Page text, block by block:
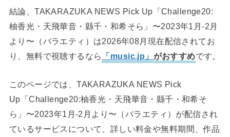
結論、TAKARAZUKA NEWS Pick Up「Challenge20:
柚香光・天飛華音・縣千・和希そら」〜2023年1月-2月
より〜（バラエティ）は2026年08月現在配信されてお
り、無料で視聴するなら
「music.jp」 がおすすめです。
このページでは、TAKARAZUKA NEWS Pick
Up「Challenge20:柚香光・天飛華音・縣千・和希そ
ら」〜2023年1月-2月より〜（バラエティ）が配信され
ているサービスについて、詳しい料金や無料期間、作品